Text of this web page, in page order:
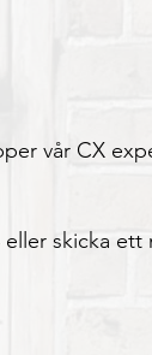
vår CX
skicka ett